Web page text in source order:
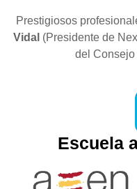
Prestigiosos
Vidal (Presidente de
del Consejo
Escuela